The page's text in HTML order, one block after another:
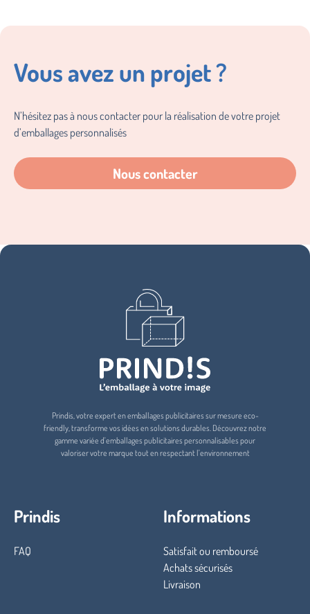
Vous avez un projet ?
N’hésitez pas à nous contacter pour la réalisation de votre projet
d’emballages personnalisés
Nous contacter
Prindis, votre expert en emballages publicitaires sur mesure eco-
friendly, transforme vos idées en solutions durables. Découvrez notre
gamme variée d'emballages publicitaires personnalisables pour
valoriser votre marque tout en respectant l'environnement
Prindis
FAQ
Informations
Satisfait ou remboursé
Achats sécurisés
Livraison